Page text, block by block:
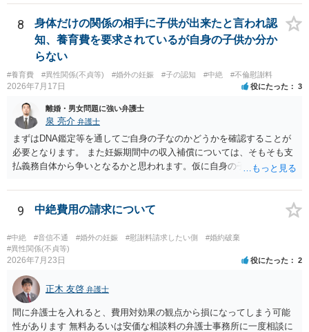
あれば，本人（行政書士でも同じだと思います。）への対応ではあま
り変わらないように思います。減額で折り合えるなら本人様の交渉で
もよいように思いますが，ゼロかどうかの観点であれば，訴訟に進む
しかなくなるようにも思います。そうしますと，お近くの弁護士に相
談して進めることを検討した方がよいようにも思います。
個別の事情によりますので、お早めに弁護士に相談されることをおす
すめします。
8
身体だけの関係の相手に子供が出来たと言われ認
知、養育費を要求されているが自身の子供か分か
らない
#養育費 #異性関係(不貞等) #婚外の妊娠 #子の認知 #中絶 #不倫慰謝料
2026年7月17日 役にたった 3
離婚・男女問題に強い弁護士
泉 亮介 弁護士
まずはDNA鑑定等を通してご自身の子なのかどうかを確認することが
必要となります。 また妊娠期間中の収入補償については、そもそも支
払義務自体から争いとなるかと思われます。仮に自身の子であったと
相手に弁護士がついているということであれば、依頼をするかしない
かは別として一度ご自身も個別に弁護士に相談をされたほうが良いで
9 中絶費用の請求について
#中絶 #音信不通 #婚外の妊娠 #慰謝料請求したい側
#婚約破棄
#異性関係(不貞等)
2026年7月23日 役にたった 2
正木 友啓 弁護士
間に弁護士を入れると、費用対効果の観点から損になってしまう可能
性があります 無料あるいは安価な相談料の弁護士事務所に一度相談に